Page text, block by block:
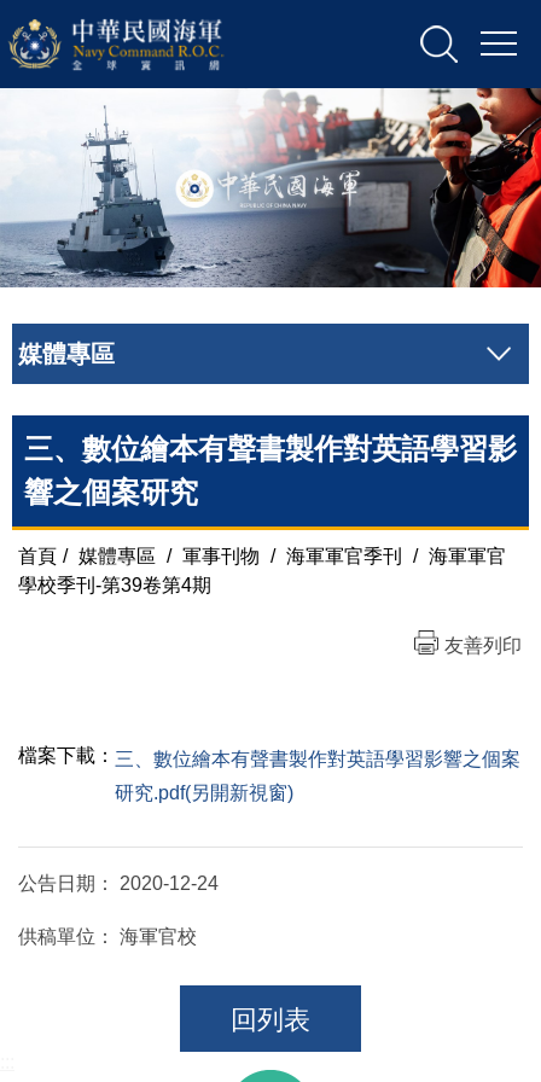
媒體專區
三、數位繪本有聲書製作對英語學習影
響之個案研究
首頁 / 媒體專區 / 軍事刊物 / 海軍軍官季刊 / 海軍軍官
學校季刊-第39卷第4期
友善列印
檔案下載： 三、數位繪本有聲書製作對英語學習影響之個案
研究.pdf(另開新視窗)
公告日期： 2020-12-24
供稿單位： 海軍官校
回列表